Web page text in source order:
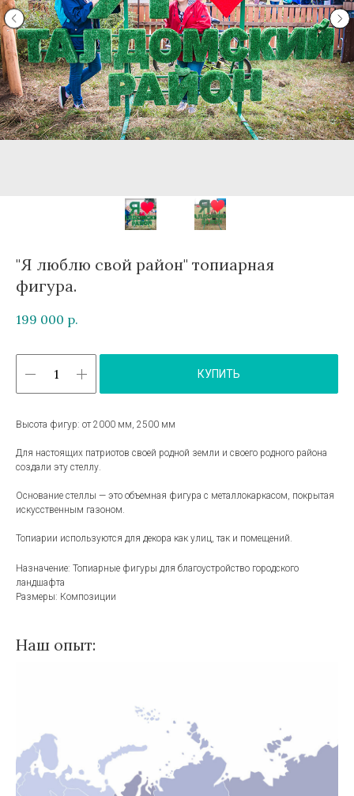
"Я люблю свой район" топиарная
фигура.
199 000 р.
КУПИТЬ
Высота фигур: от 2000 мм, 2500 мм
Для настоящих патриотов своей родной земли и своего родного района
создали эту стеллу.
Основание стеллы — это объемная фигура с металлокаркасом, покрытая
искусственным газоном.
Топиарии используются для декора как улиц, так и помещений.
Назначение: Топиарные фигуры для благоустройство городского
ландшафта
Размеры: Композиции
Наш опыт: